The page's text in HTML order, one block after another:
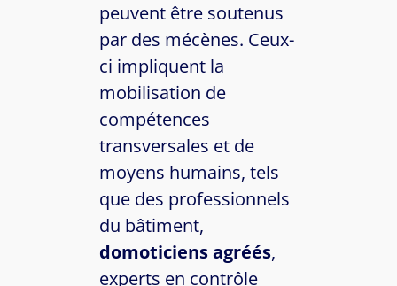
peuvent être soutenus
par des mécènes. Ceux-
ci impliquent la
mobilisation de
compétences
transversales et de
moyens humains, tels
que des professionnels
du bâtiment,
domoticiens agréés,
experts en contrôle